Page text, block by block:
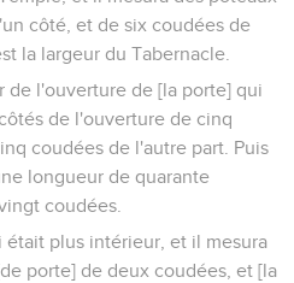
côté, et de six coudées de
la largeur du Tabernacle.
de l'ouverture de [la porte] qui
de l'ouverture de cinq
coudées de l'autre part. Puis
longueur de quarante
coudées.
était plus intérieur, et il mesura
porte] de deux coudées, et [la